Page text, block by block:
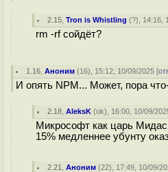
2.15 ,Tron is Whistling (?), 14:16,
rm -rf сойдёт?
1.16 ,Аноним (16), 15:12, 10/09/2025 [
И опять NPM... Может, пора
2.18 ,AleksK (ok), 16:00, 10/09/
Микрософт как царь
15% медленнее убунту
2.21 ,Аноним (22), 17:49, 10/09/